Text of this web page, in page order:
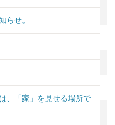
らせ。
、「家」を見せる場所で